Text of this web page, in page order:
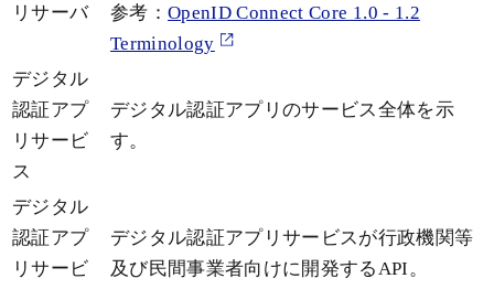
リサーバ
参考：OpenID Connect Core 1.0 - 1.2
Terminology
デジタル
認証アプ
リサービ
ス
デジタル認証アプリのサービス全体を示
す。
デジタル
認証アプ
リサービ
デジタル認証アプリサービスが行政機関等
及び民間事業者向けに開発するAPI。